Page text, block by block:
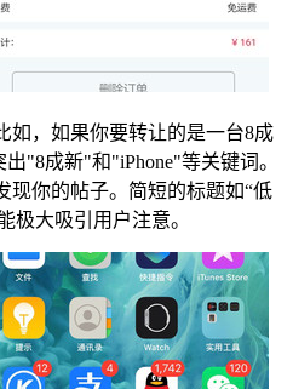
如，如果你要转让的是一台8成
"8成新"和"iPhone"等关键词。
现你的帖子。简短的标题如“低
极大吸引用户注意。